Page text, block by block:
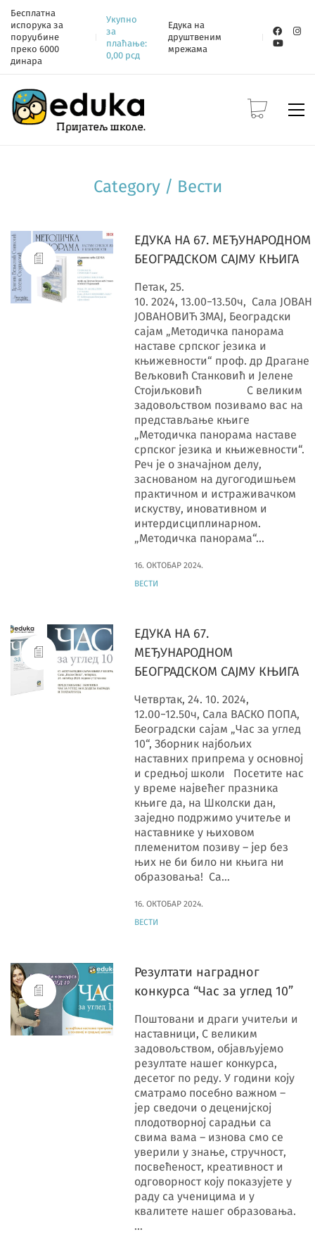
Бесплатна
испорука за
поруџбине
преко 6000
динара
Укупно
за
плаћање:
0,00 рсд
Едука на
друштвеним
мрежама
Category / Вести
ЕДУКА НА 67. МЕЂУНАРОДНОМ
БЕОГРАДСКОМ САЈМУ КЊИГА
Петак, 25.
10. 2024, 13.00−13.50ч, Сала JОВАН
ЈОВАНОВИЋ ЗМАЈ, Београдски
сајам „Методичка панорама
наставе српског језика и
књижевности“ проф. др Драгане
Вељковић Станковић и Јелене
Стојиљковић С великим
задовољством позивамо вас на
представљање књиге
„Методичка панорама наставе
српског језика и књижевности“.
Реч је о значајном делу,
заснованом на дугогодишњем
практичном и истраживачком
искуству, иновативном и
интердисциплинарном.
„Методичка панорама“…
16. ОКТОБАР 2024.
ВЕСТИ
ЕДУКА НА 67.
МЕЂУНАРОДНОМ
БЕОГРАДСКОМ САЈМУ КЊИГА
Четвртак, 24. 10. 2024,
12.00−12.50ч, Сала ВАСКО ПОПА,
Београдски сајам „Час за углед
10“, Зборник најбољих
наставних припрема у основној
и средњој школи Посетите нас
у време највећег празника
књиге да, на Школски дан,
заједно подржимо учитеље и
наставнике у њиховом
племенитом позиву – јер без
њих не би било ни књига ни
образовања! Са…
16. ОКТОБАР 2024.
ВЕСТИ
Резултати наградног
конкурса “Час за углед 10”
Поштовани и драги учитељи и
наставници, С великим
задовољством, објављујемо
резултате нашег конкурса,
десетог по реду. У години коју
сматрамо посебно важном –
јер сведочи о деценијској
плодотворној сарадњи са
свима вама – изнова смо се
уверили у знање, стручност,
посвећеност, креативност и
одговорност коју показујете у
раду са ученицима и у
квалитете нашег образовања.
…